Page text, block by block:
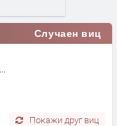
Случаен виц
Покажи друг виц